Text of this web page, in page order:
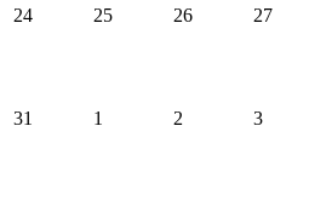
24 25 26 27
31 1 2 3